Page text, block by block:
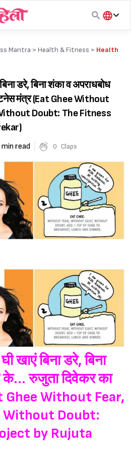
हिंदी
Mantra > Health & Fitness > Health
डरे, बिना शंका व अपराधबोध
मंत्र (Eat Ghee Without
Doubt: The Fitness
min read 0 Claps
खाएं बिना डरे, बिना
के... रुजुता दिवेकर का
Ghee Without Fear,
Doubt:
by Rujuta